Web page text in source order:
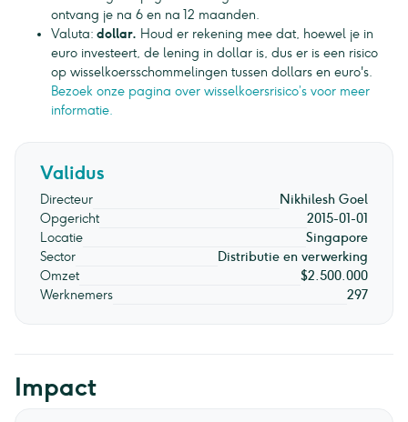
ontvang je na 6 en na 12 maanden.
Valuta: dollar. Houd er rekening mee dat, hoewel je in
euro investeert, de lening in dollar is, dus er is een risico
op wisselkoersschommelingen tussen dollars en euro's.
Bezoek onze pagina over wisselkoersrisico’s voor meer
informatie.
Validus
Directeur
Nikhilesh Goel
Opgericht
2015-01-01
Locatie
Singapore
Sector
Distributie en verwerking
Omzet
$2.500.000
Werknemers
297
Impact